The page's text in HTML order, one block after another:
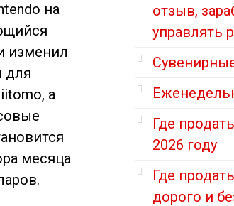
на
изменил
для
а
месяца
отзыв,
управлять
Где
2026 году
Где
дорого и